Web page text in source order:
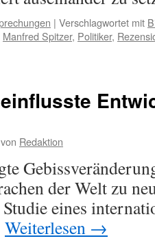
| Verschlagwortet mit
Manfred Spitzer, Politiker,
von Redaktion
der Welt zu
eines
Weiterlesen →